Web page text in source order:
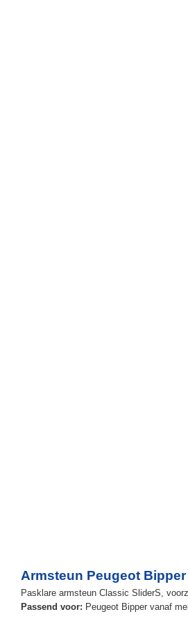
Armsteun Peugeot
Pasklare armsteun Classic SliderS,
Passend voor: Peugeot Bipper vanaf